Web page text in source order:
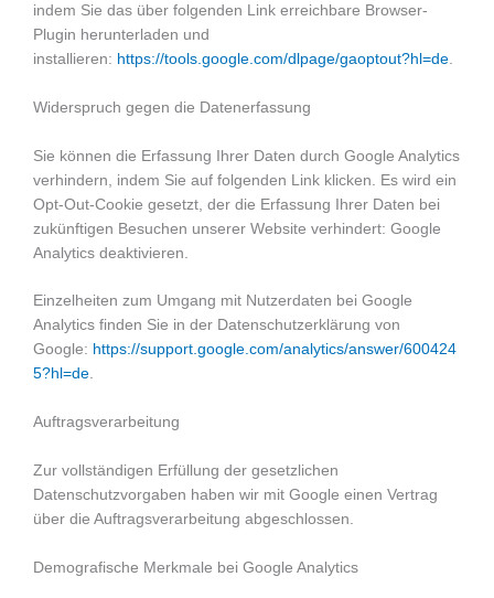
indem Sie das über folgenden Link erreichbare Browser-
Plugin herunterladen und
installieren: https://tools.google.com/dlpage/gaoptout?hl=de
Widerspruch gegen die Datenerfassung
Sie können die Erfassung Ihrer Daten durch Google Analytics
verhindern, indem Sie auf folgenden Link klicken. Es wird ein
Opt-Out-Cookie gesetzt, der die Erfassung Ihrer Daten bei
zukünftigen Besuchen unserer Website verhindert: Google
Analytics deaktivieren.
Einzelheiten zum Umgang mit Nutzerdaten bei Google
Analytics finden Sie in der Datenschutzerklärung von
Google: https://support.google.com/analytics/answer/600424
5?hl=de.
Auftragsverarbeitung
Zur vollständigen Erfüllung der gesetzlichen
Datenschutzvorgaben haben wir mit Google einen Vertrag
über die Auftragsverarbeitung abgeschlossen.
Demografische Merkmale bei Google Analytics